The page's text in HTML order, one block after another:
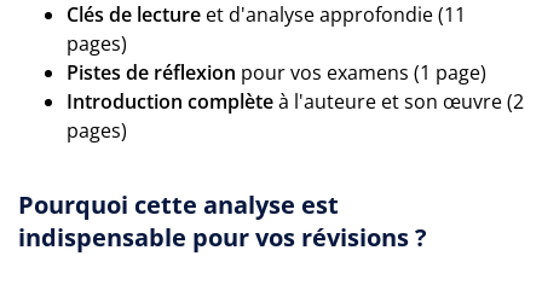
Clés de lecture et d'analyse approfondie (11
pages)
Pistes de réflexion pour vos examens (1 page)
Introduction complèteà l'auteure et son œuvre (2
pages)
Pourquoi cette analyse est
indispensable pour vos révisions ?